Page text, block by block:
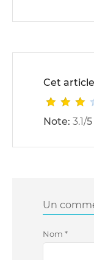
Cet
Note: 3.1/5
Un
Nom *